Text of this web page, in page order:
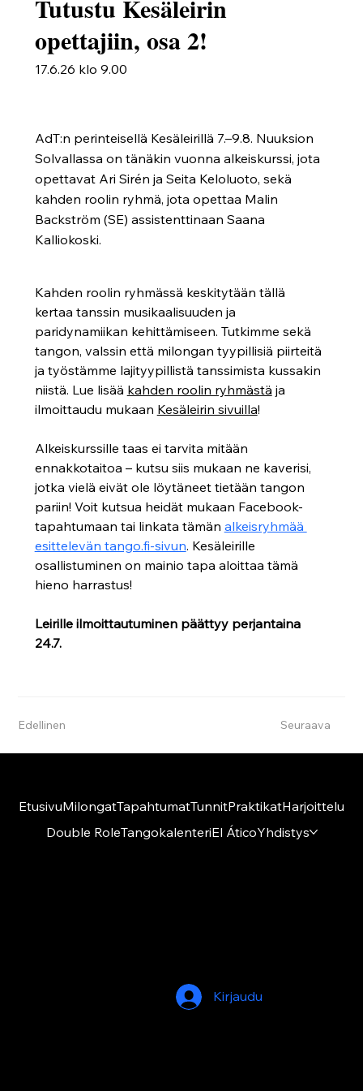
Tutustu Kesäleirin
opettajiin, osa 2!
17.6.26 klo 9.00
AdT:n perinteisellä Kesäleirillä 7.–9.8. Nuuksion
Solvallassa on tänäkin vuonna alkeiskurssi, jota
opettavat Ari Sirén ja Seita Keloluoto, sekä
kahden roolin ryhmä, jota opettaa Malin
Backström (SE) assistenttinaan Saana
Kalliokoski.
Kahden roolin ryhmässä keskitytään tällä
kertaa tanssin musikaalisuuden ja
paridynamiikan kehittämiseen. Tutkimme sekä
tangon, valssin että milongan tyypillisiä piirteitä
ja työstämme lajityypillistä tanssimista kussakin
niistä. Lue lisää kahden roolin ryhmästä ja
ilmoittaudu mukaan Kesäleirin sivuilla!
Alkeiskurssille taas ei tarvita mitään
ennakkotaitoa – kutsu siis mukaan ne kaverisi,
jotka vielä eivät ole löytäneet tietään tangon
pariin! Voit kutsua heidät mukaan Facebook-
tapahtumaan tai linkata tämän alkeisryhmää
esittelevän tango.fi-sivun. Kesäleirille
osallistuminen on mainio tapa aloittaa tämä
hieno harrastus!
Leirille ilmoittautuminen päättyy perjantaina
24.7.
Edellinen Seuraava
EtusivuMilongatTapahtumatTunnitPraktikatHarjoittelu
Double RoleTangokalenteriEl ÁticoYhdistys
Kirjaudu